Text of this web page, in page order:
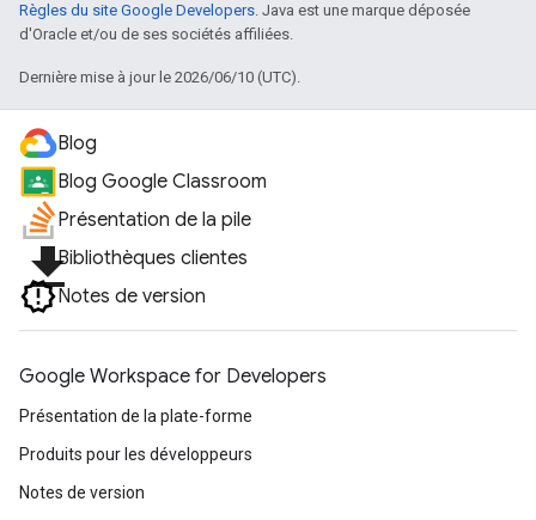
Règles du site Google Developers. Java est une marque déposée
d'Oracle et/ou de ses sociétés affiliées.
Dernière mise à jour le 2026/06/10 (UTC).
Blog
Blog Google Classroom
Présentation de la pile
file_downloadBibliothèques clientes
Notes de version
Google Workspace for Developers
Présentation de la plate-forme
Produits pour les développeurs
Notes de version